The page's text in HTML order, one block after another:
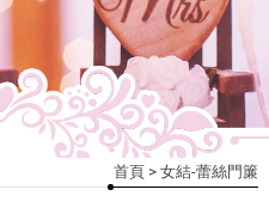
首頁 > 女結-蕾絲門簾